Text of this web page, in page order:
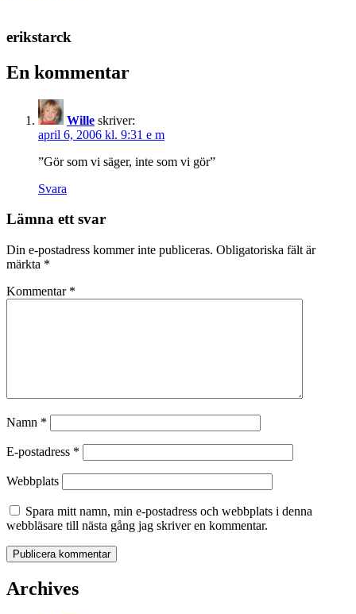
erikstarck
En kommentar
Wille skriver:
april 6, 2006 kl. 9:31 e m
”Gör som vi säger, inte som vi gör”
Svara
Lämna ett svar
Din e-postadress kommer inte publiceras. Obligatoriska fält är
märkta *
Kommentar *
Namn *
E-postadress *
Webbplats
Spara mitt namn, min e-postadress och webbplats i denna
webbläsare till nästa gång jag skriver en kommentar.
Archives